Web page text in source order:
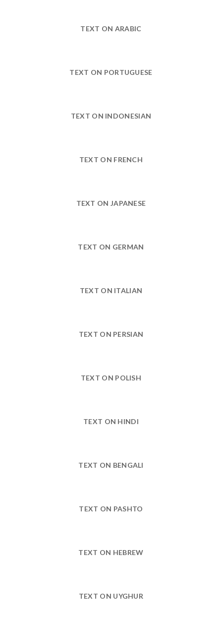
TEXT ON ARABIC
TEXT ON PORTUGUESE
TEXT ON INDONESIAN
TEXT ON FRENCH
TEXT ON JAPANESE
TEXT ON GERMAN
TEXT ON ITALIAN
TEXT ON PERSIAN
TEXT ON POLISH
TEXT ON HINDI
TEXT ON BENGALI
TEXT ON PASHTO
TEXT ON HEBREW
TEXT ON UYGHUR